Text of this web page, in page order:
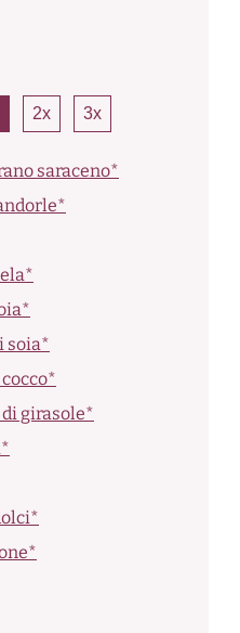
2x 3x
saraceno*
soia*
girasole*